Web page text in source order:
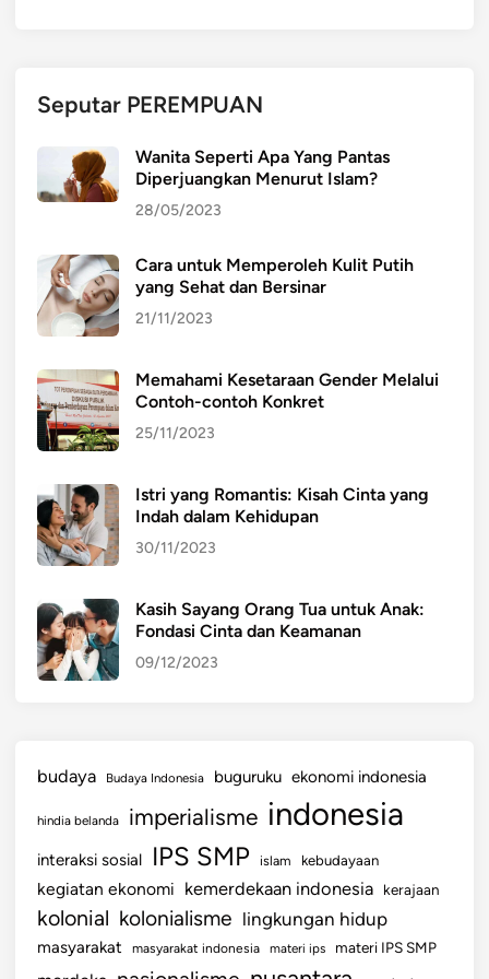
i
a
n
y
a
t
P
r
i
,
d
a
M
e
n
g
e
c
e
Seputar PEREMPUAN
Wanita Seperti Apa Yang Pantas
Diperjuangkan Menurut Islam?
28/05/2023
Cara untuk Memperoleh Kulit Putih
yang Sehat dan Bersinar
21/11/2023
Memahami Kesetaraan Gender Melalui
Contoh-contoh Konkret
25/11/2023
Istri yang Romantis: Kisah Cinta yang
Indah dalam Kehidupan
30/11/2023
Kasih Sayang Orang Tua untuk Anak:
Fondasi Cinta dan Keamanan
09/12/2023
budaya Budaya Indonesia buguruku ekonomi indonesia
hindia belanda imperialisme indonesia
interaksi sosial IPS SMP islam kebudayaan
kegiatan ekonomi kemerdekaan indonesia kerajaan
kolonial kolonialisme lingkungan hidup
masyarakat masyarakat indonesia materi ips materi IPS SMP